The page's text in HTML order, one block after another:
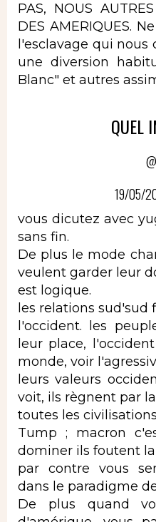
PAS, NOUS
DES AMERIQUES.
l'esclavage qui nous
une diversion
Blanc" et autres
QUEL
19/05/
vous dicutez avec
sans fin.
De plus le mode
veulent garder leur
est logique.
les relations
l'occident. les
leur place,
monde, voir
leurs valeurs
voit, ils règnent par
toutes les
Tump ; macron
dominer ils foutent
par contre vous
dans le paradigme
De plus quand